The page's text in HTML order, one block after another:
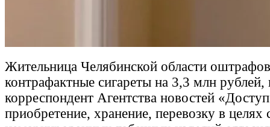
Жительница Челябинской области
контрафактные сигареты на 3,3 млн рублей,
корреспондент Агентства новостей
приобретение, хранение, перевозку в целях